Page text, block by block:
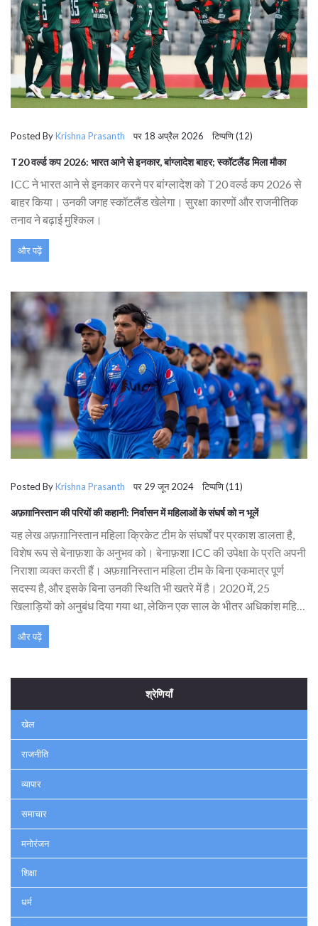
Posted ByKrishna Prasanth पर 18 अप्रैल 2026 टिप्पणि (12)
T20 वर्ल्ड कप 2026: भारत आने से इनकार, बांग्लादेश बाहर; स्कॉटलैंड मिला मौका
ICC ने भारत आने से इनकार करने पर बांग्लादेश को T20 वर्ल्ड कप 2026 से
बाहर किया। उनकी जगह स्कॉटलैंड खेलेगा। सुरक्षा कारणों और राजनीतिक
तनाव ने बढ़ाई मुश्किल।
और पढ़ें
Posted ByKrishna Prasanth पर 29 जून 2024 टिप्पणि (11)
अफ़ग़ानिस्तान की परियों की कहानी: निर्वासन में महिलाओं के संघर्ष को न भूलें
यह लेख अफ़ग़ानिस्तान महिला क्रिकेट टीम के संघर्षों पर प्रकाश डालता है,
विशेष रूप से बेनाफ़शा के अनुभव को। बेनाफ़शा ICC की उपेक्षा के प्रति अपनी
निराशा व्यक्त करती हैं। अफ़ग़ानिस्तान महिला टीम के बिना एकमात्र पूर्ण
सदस्य है, और इसके बिना उनकी स्थिति भी खतरे में है। 2020 में, 25
खिलाड़ियों को अनुबंध दिया गया था, लेकिन एक साल के भीतर अधिकांश महिला
खिलाड़ी देश छोड़ने पर मजबूर हो गईं।
और पढ़ें
श्रेणियाँ
खेल
राजनीति
व्यापार
समाचार
मनोरंजन
शिक्षा
धर्म